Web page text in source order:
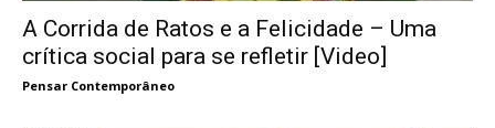
A Corrida de Ratos e a Felicidade – Uma
crítica social para se refletir [Video]
Pensar Contemporâneo